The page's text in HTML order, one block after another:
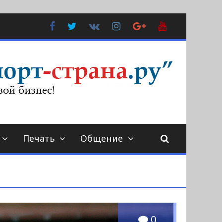
FacebookTwitter
Контакте
Instagram
Google
Plus
Печать Общение
0